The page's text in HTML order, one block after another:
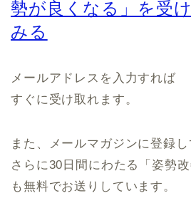
勢が良くなる」を受
みる
メールアドレスを入力すれば
すぐに受け取れます。
また、メールマガジンに登録し
さらに30日間にわたる「姿勢
も無料でお送りしています。